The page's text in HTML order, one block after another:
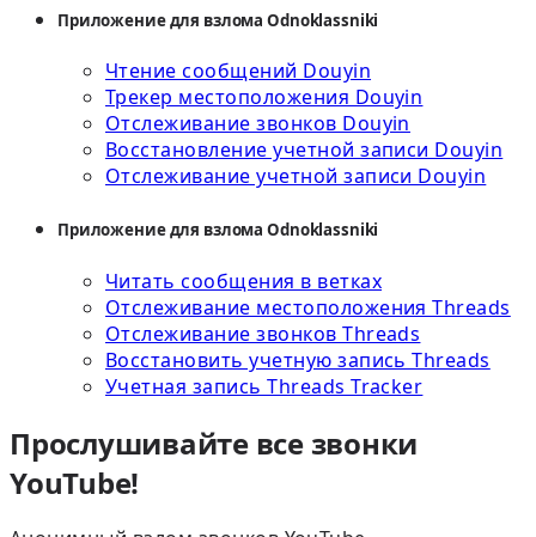
Приложение для взлома Odnoklassniki
Чтение сообщений Douyin
Трекер местоположения Douyin
Отслеживание звонков Douyin
Восстановление учетной записи Douyin
Отслеживание учетной записи Douyin
Приложение для взлома Odnoklassniki
Читать сообщения в ветках
Отслеживание местоположения Threads
Отслеживание звонков Threads
Восстановить учетную запись Threads
Учетная запись Threads Tracker
Прослушивайте все звонки
YouTube!